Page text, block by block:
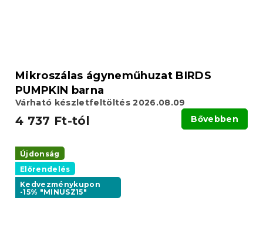
Mikroszálas ágyneműhuzat BIRDS
PUMPKIN barna
Várható készletfeltöltés 2026.08.09
4 737 Ft-tól Bővebben
Újdonság
Előrendelés
Kedvezménykupon
-15% "MINUSZ15"